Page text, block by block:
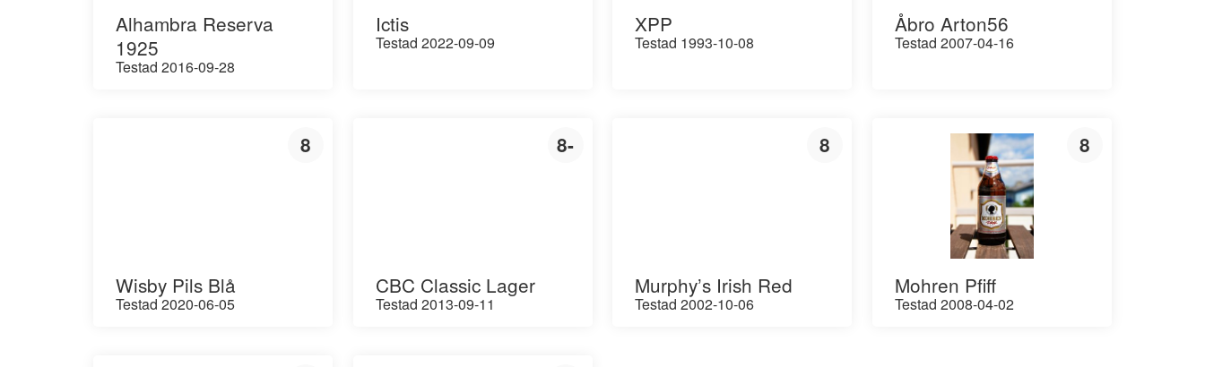
Alhambra Reserva
1925
Testad 2016-09-28
Ictis
Testad 2022-09-09
XPP
Testad 1993-10-08
Åbro Arton56
Testad 2007-04-16
Wisby Pils Blå
Testad 2020-06-05
8
CBC Classic Lager
Testad 2013-09-11
8-
Murphy’s Irish Red
Testad 2002-10-06
8
Mohren Pfiff
Testad 2008-04-02
8